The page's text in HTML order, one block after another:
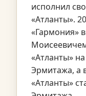
исполнил
«Атланты».
«Гармония»
«Атланты»
Эрмитажа, а
«Атланты»